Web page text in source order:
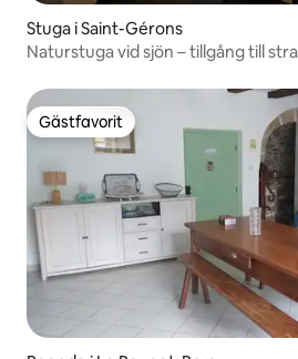
Stuga i Saint-Gérons
Naturstuga vid sjön – tillgång till
Gästfavorit
Gästfavorit